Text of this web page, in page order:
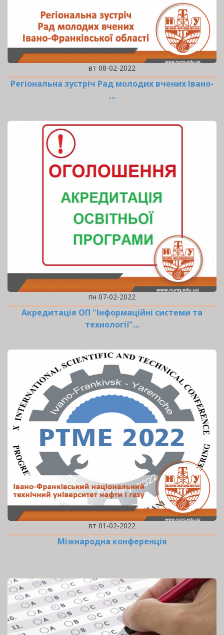
вт 08-02-2022
Регіональна зустріч Рад молодих вчених Івано-
…
пн 07-02-2022
Акредитація ОП "Інформаційні системи та
технології"…
вт 01-02-2022
Міжнародна конференція